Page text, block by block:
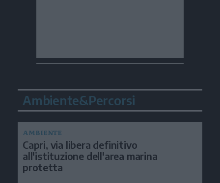
Ambiente&Percorsi
AMBIENTE
Capri, via libera definitivo
all'istituzione dell'area marina
protetta